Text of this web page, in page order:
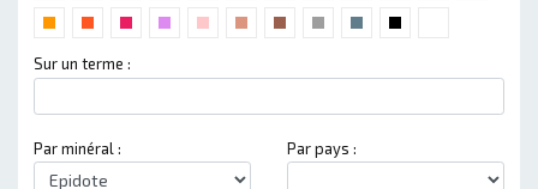
Sur un terme :
Par minéral : Par pays :